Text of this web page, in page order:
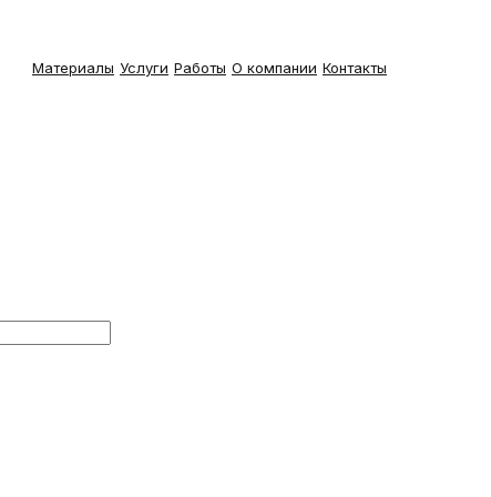
Материалы Услуги Работы О компании Контакты